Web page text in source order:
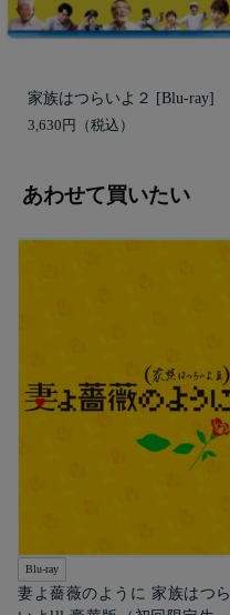
家族はつらいよ２ [Blu-ray]
3,630円
あわせて買いたい
Blu-ray
妻よ薔薇のように 家族はつら